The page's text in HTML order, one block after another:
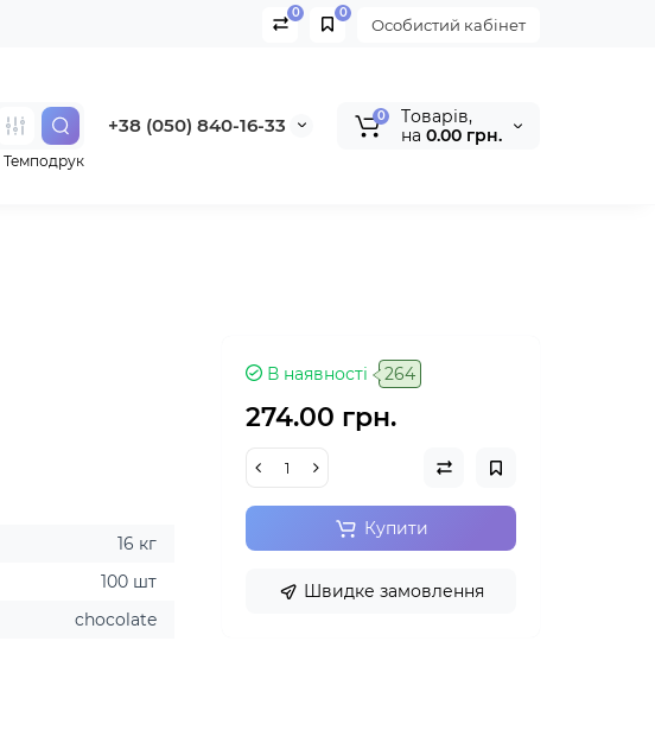
Особистий кабінет
0
0
+38 (050) 840-16-33
Темподрук
0
Tоварів,
на 0.00 грн.
16 кг
100 шт
chocolate
В наявності 264
274.00 грн.
Купити
Швидке замовлення